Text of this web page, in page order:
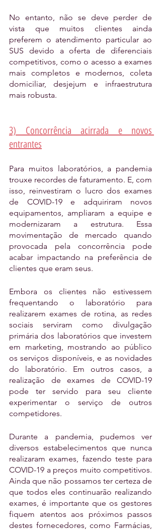
No entanto, não se deve perder de
vista que muitos clientes ainda
preferem o atendimento particular ao
SUS devido a oferta de diferenciais
competitivos, como o acesso a exames
mais completos e modernos, coleta
domiciliar, desjejum e infraestrutura
mais robusta.
3) Concorrência acirrada e novos
entrantes
Para muitos laboratórios, a pandemia
trouxe recordes de faturamento. E, com
isso, reinvestiram o lucro dos exames
de COVID-19 e adquiriram novos
equipamentos, ampliaram a equipe e
modernizaram a estrutura. Essa
movimentação de mercado quando
provocada pela concorrência pode
acabar impactando na preferência de
clientes que eram seus.
Embora os clientes não estivessem
frequentando o laboratório para
realizarem exames de rotina, as redes
sociais serviram como divulgação
primária dos laboratórios que investem
em marketing, mostrando ao público
os serviços disponíveis, e as novidades
do laboratório. Em outros casos, a
realização de exames de COVID-19
pode ter servido para seu cliente
experimentar o serviço de outros
competidores.
Durante a pandemia, pudemos ver
diversos estabelecimentos que nunca
realizaram exames, fazendo teste para
COVID-19 a preços muito competitivos.
Ainda que não possamos ter certeza de
que todos eles continuarão realizando
exames, é importante que os gestores
fiquem atentos aos próximos passos
destes fornecedores, como Farmácias,